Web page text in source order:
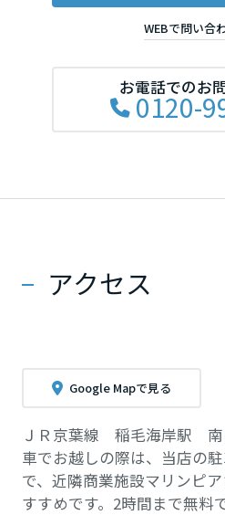
WEBで問い合
お電話でのお
0120-
アクセス
Google Mapで見る
ＪＲ京葉線 稲毛海岸駅
車でお越しの際は、当店の
で、近隣商業施設マリンピ
すすめです。2時間まで無料で